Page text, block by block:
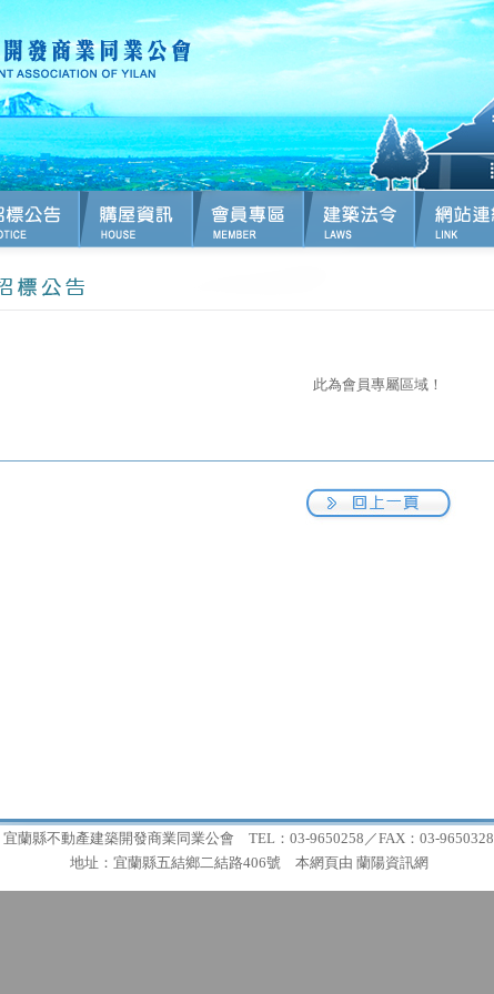
此為會員專屬區域！
宜蘭縣不動產建築開發商業同業公會 TEL：03-9650258／FAX：03-9650328
地址：宜蘭縣五結鄉二結路406號 本網頁由 蘭陽資訊網